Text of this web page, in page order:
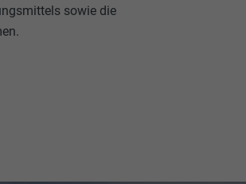
sowie die